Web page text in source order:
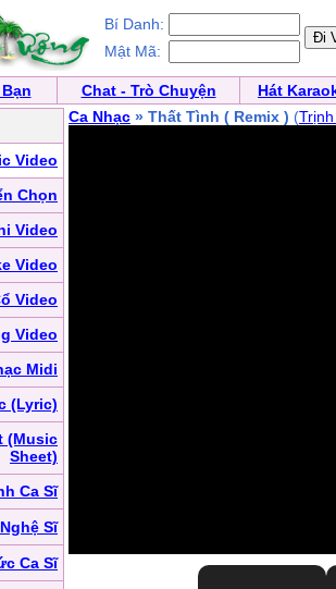
Bí Danh:
Mật Mã:
Chat - Trò Chuyện
Hát
Video
Chọn
Video
Video
Video
Video
Midi
(Lyric)
(Music
Sheet)
Ca Sĩ
Sĩ
Ca Sĩ
Ca Nhạc » Thất Tình ( Remix ) (